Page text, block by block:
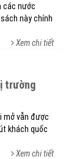
các nước
này chính
Xem chi tiết
mở vẫn được
khách quốc
Xem chi tiết